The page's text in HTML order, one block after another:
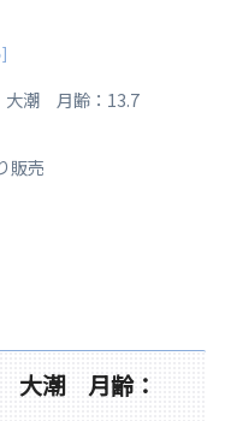
潮 月齢：13.7
販売
大潮 月齢：